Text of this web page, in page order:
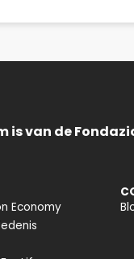
is van de
Economy